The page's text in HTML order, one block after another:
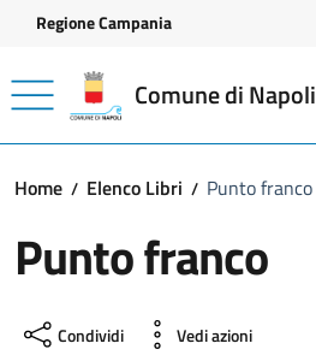
Vai ai contenuti
Vai al footer
Regione Campania
Comune di Napoli
Home Elenco Libri Punto franco
Punto franco
Condividi Vedi azioni